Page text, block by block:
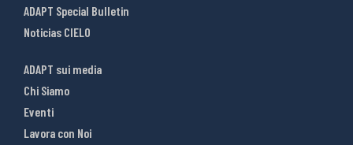
ADAPT Special Bulletin
Noticias CIELO
ADAPT sui media
Chi Siamo
Eventi
Lavora con Noi